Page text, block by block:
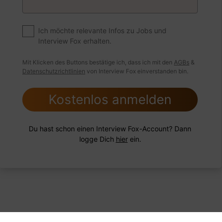
Ich möchte relevante Infos zu Jobs und
Interview Fox erhalten.
Mit Klicken des Buttons bestätige ich, dass ich mit den AGBs &
Datenschutzrichtlinien von Interview Fox einverstanden bin.
Kostenlos anmelden
Du hast schon einen Interview Fox-Account? Dann
logge Dich hierein.